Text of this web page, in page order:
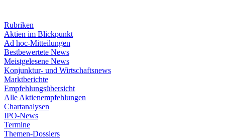
Rubriken
Aktien im Blickpunkt
Ad hoc-Mitteilungen
Bestbewertete News
Meistgelesene News
Konjunktur- und Wirtschaftsnews
Marktberichte
Empfehlungsübersicht
Alle Aktienempfehlungen
Chartanalysen
IPO-News
Termine
Themen-Dossiers